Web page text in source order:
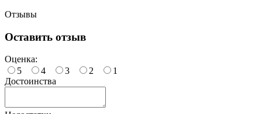
Отзывы
Оставить отзыв
Оценка:
5
4 3 2
1
Достоинства